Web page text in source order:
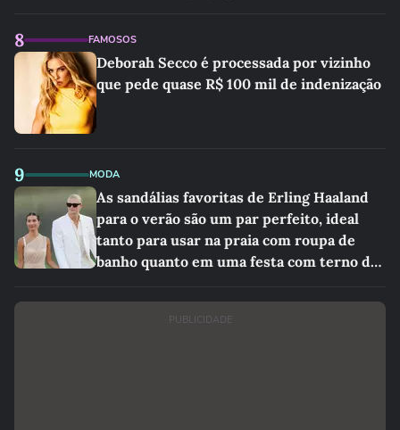
8 FAMOSOS
Deborah Secco é processada por vizinho
que pede quase R$ 100 mil de indenização
9 MODA
As sandálias favoritas de Erling Haaland
para o verão são um par perfeito, ideal
tanto para usar na praia com roupa de
banho quanto em uma festa com terno de
PUBLICIDADE